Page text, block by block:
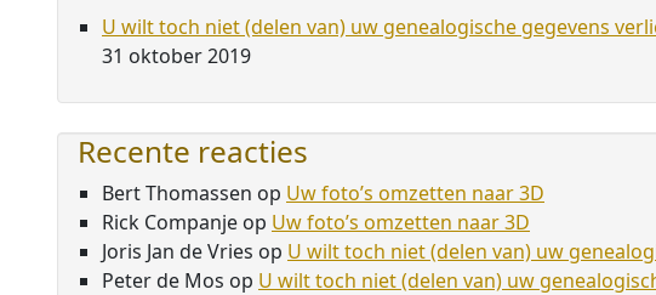
U wilt toch niet (delen van) uw genealogische gegevens
31 oktober 2019
Recente reacties
Bert Thomassen op Uw foto’s omzetten naar 3D
Rick Companje op Uw foto’s omzetten naar 3D
Joris Jan de Vries op U wilt toch niet (delen van) uw
Peter de Mos op U wilt toch niet (delen van) uw